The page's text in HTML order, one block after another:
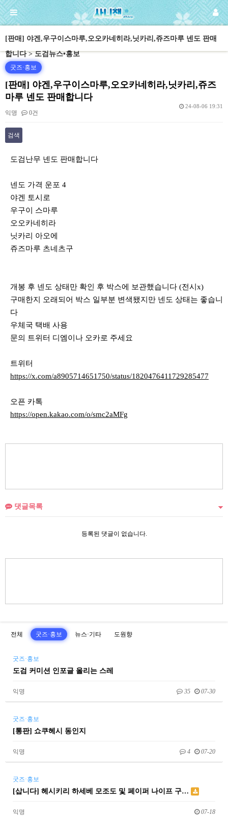
[판매] 야겐,우구이스마루,오오카네히라,닛카리,쥬즈마루 넨도 판매
합니다 > 도검뉴스•홍보
굿즈·홍보
[판매] 야겐,우구이스마루,오오카네히라,닛카리,쥬즈
마루 넨도 판매합니다
24-08-06 19:31
익명 0건
검색
도검난무 넨도 판매합니다
넨도 가격 운포 4
야겐 토시로
우구이 스마루​
오오카네히라
닛카리 아오에
쥬즈마루 츠네츠구
개봉 후 넨도 상태만 확인 후 박스에 보관했습니다 (전시x)
구매한지 오래되어 박스 일부분 변색됐지만 넨도 상태는 좋습니
다
우체국 택배 사용
문의 트위터 디엠이나 오카로 주세요
트위터
https://x.com/a8905714651750/status/1820476411729285477
오픈 카톡
https://open.kakao.com/o/smc2aMFg
댓글목록
등록된 댓글이 없습니다.
전체 굿즈·홍보 뉴스·기타 도원향
굿즈·홍보
도검 커미션 인포글 올리는 스레
익명 35 07-30
굿즈·홍보
[통판] 쇼쿠헤시 동인지
익명 4 07-20
굿즈·홍보
[삽니다] 헤시키리 하세베 모조도 및 페이퍼 나이프 구…
익명 07-18